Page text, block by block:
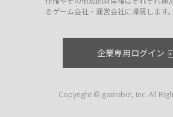
るゲーム会社・運営会社に帰属します。
企業専用ログイン
Copyright © gamebiz, Inc. All